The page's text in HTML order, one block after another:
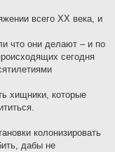
всего XX века, и
что они делают – и по
сегодня
хищники, которые
колонизировать
дабы не